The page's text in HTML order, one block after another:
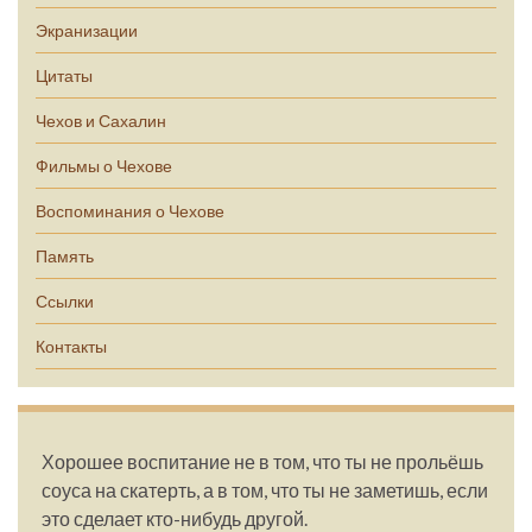
Экранизации
Цитаты
Чехов и Сахалин
Фильмы о Чехове
Воспоминания о Чехове
Память
Ссылки
Контакты
Хорошее воспитание не в том, что ты не прольёшь
соуса на скатерть, а в том, что ты не заметишь, если
это сделает кто-нибудь другой.